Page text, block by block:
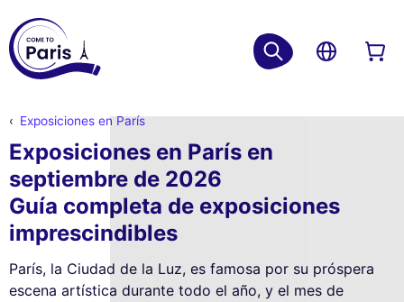
Exposiciones en París
Exposiciones en París en
septiembre de 2026
Guía completa de exposiciones
imprescindibles
París, la Ciudad de la Luz, es famosa por su próspera
escena artística durante todo el año, y el mes de